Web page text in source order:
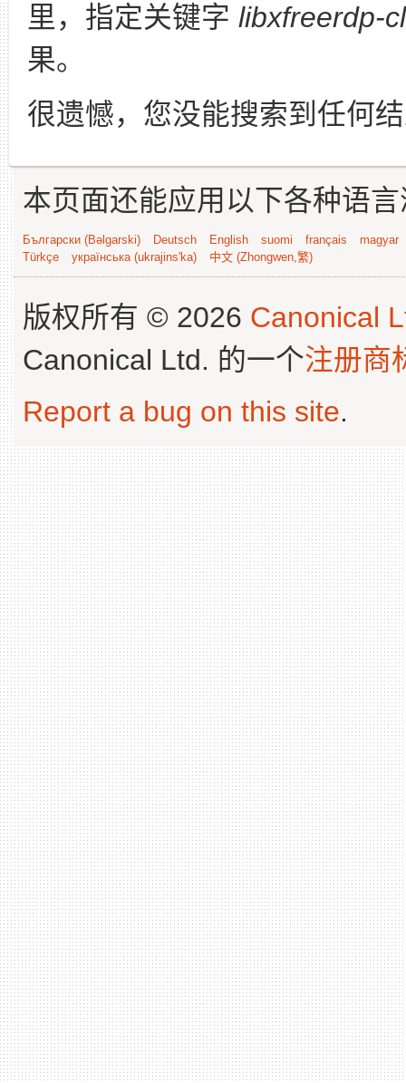
里，指定关键字 libxfreerdp-
果。
很遗憾，您没能搜索到任何
本页面还能应用以下各种语
Български (Bəlgarski) Deutsch English suomi français
magyar
Türkçe
українська (ukrajins'ka) 中文 (Zhongwen,繁)
版权所有 © 2026 Canonical
Canonical Ltd. 的一个注册商
Report a bug on this site.